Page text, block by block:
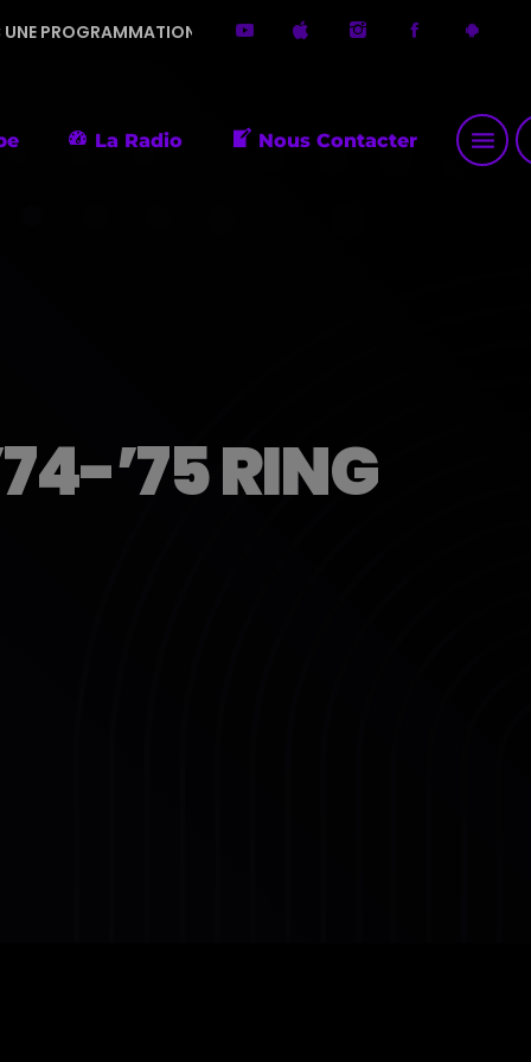
DIVERSIFIÉE. MERCI DE ME FAIRE DÉCOUVRIR DE
La Radio Nous Contacter menu
’75 RING